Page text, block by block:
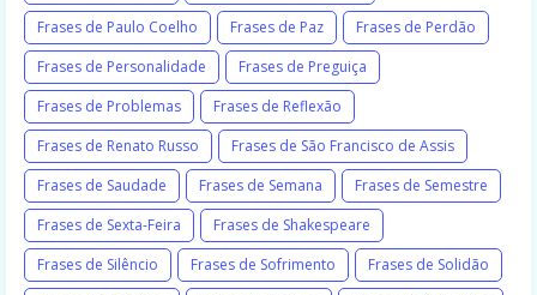
Frases de Paulo Coelho
Frases de Paz
Frases de Perdão
Frases de Personalidade
Frases de Preguiça
Frases de Problemas
Frases de Reflexão
Frases de Renato Russo
Frases de São Francisco de Assis
Frases de Saudade
Frases de Semana
Frases de Semestre
Frases de Sexta-Feira
Frases de Shakespeare
Frases de Silêncio
Frases de Sofrimento
Frases de Solidão